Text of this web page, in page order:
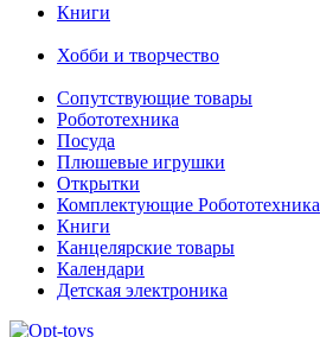
Книги
Хобби и творчество
Сопутствующие товары
Робототехника
Посуда
Плюшевые игрушки
Открытки
Комплектующие Робототехника
Книги
Канцелярские товары
Календари
Детская электроника